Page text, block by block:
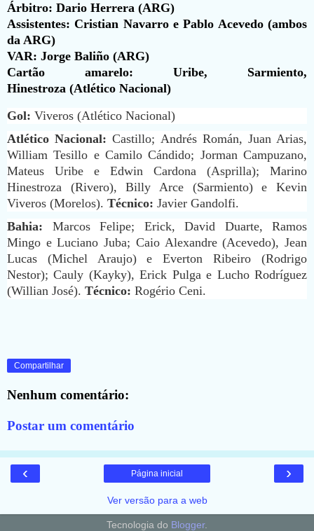
Árbitro: Dario Herrera (ARG)
Assistentes: Cristian Navarro e Pablo Acevedo (ambos
da ARG)
VAR: Jorge Baliño (ARG)
Cartão amarelo: Uribe, Sarmiento,
Hinestroza (Atlético Nacional)
Gol: Viveros (Atlético Nacional)
Atlético Nacional: Castillo; Andrés Román, Juan Arias,
William Tesillo e Camilo Cándido; Jorman Campuzano,
Mateus Uribe e Edwin Cardona (Asprilla); Marino
Hinestroza (Rivero), Billy Arce (Sarmiento) e Kevin
Viveros (Morelos). Técnico: Javier Gandolfi.
Bahia: Marcos Felipe; Erick, David Duarte, Ramos
Mingo e Luciano Juba; Caio Alexandre (Acevedo), Jean
Lucas (Michel Araujo) e Everton Ribeiro (Rodrigo
Nestor); Cauly (Kayky), Erick Pulga e Lucho Rodríguez
(Willian José). Técnico: Rogério Ceni.
Compartilhar
Nenhum comentário:
Postar um comentário
‹ ›
Página inicial
Ver versão para a web
Tecnologia do Blogger.